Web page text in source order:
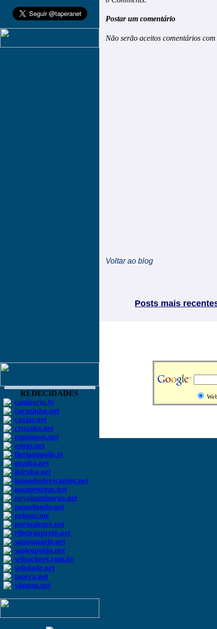
REDECIDADES
camboriu.tv
carazinho.net
caxias.net
cruzalta.net
espumoso.net
esteio.net
florianopolis.tv
guaiba.net
ibiruba.net
lagoadostrescantos.net
naometoque.net
novohamburgo.net
passofundo.net
pelotas.me
portoalegre.net
ribeiraopreto.net
santoangelo.net
saoleopoldo.net
selbachnet.com.br
soledade.net
tapera.net
viamao.net
Postar um comentário
Não serão aceitos comentários
Voltar ao blog
Posts mais